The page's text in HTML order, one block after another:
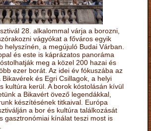
28. alkalommal várja a borozni,
vágyókat a főváros egyik
helyszínén, a megújuló Budai Várban.
és este is káprázatos panoráma
meg a közel 200 hazai és
ezer borát. Az idei év fókuszába az
Bikavérek és Egri Csillagok, a helyi
kultúra kerül. A borok kóstolásán kívül
a Bikavért övező legendákkal,
készítésének titkaival. Európa
a bor és kultúra találkozását
gasztronómiai kínálat teszi most is